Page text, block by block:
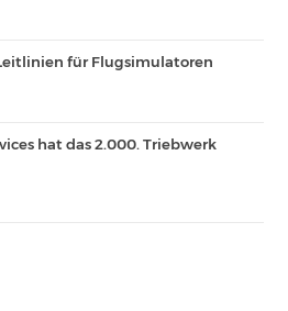
für Flugsimulatoren
hat das 2.000. Triebwerk